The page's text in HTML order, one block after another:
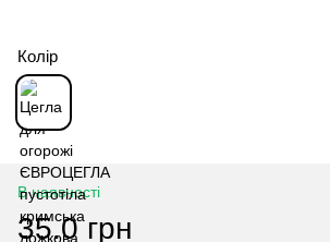
Колір
В наявності
35.0 грн